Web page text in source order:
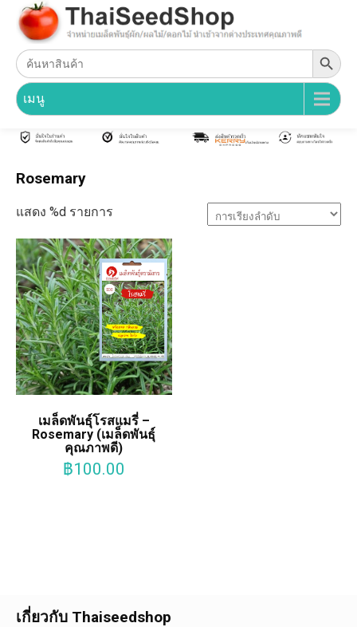
Search
for:
Search Button
เมนู
Rosemary
แสดง %d รายการ
เมล็ดพันธุ์โรสแมรี่ –
Rosemary (เมล็ดพันธุ์
คุณภาพดี)
฿100.00
เกี่ยวกับ Thaiseedshop